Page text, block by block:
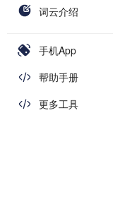
词云介绍
手机App
帮助手册
更多工具